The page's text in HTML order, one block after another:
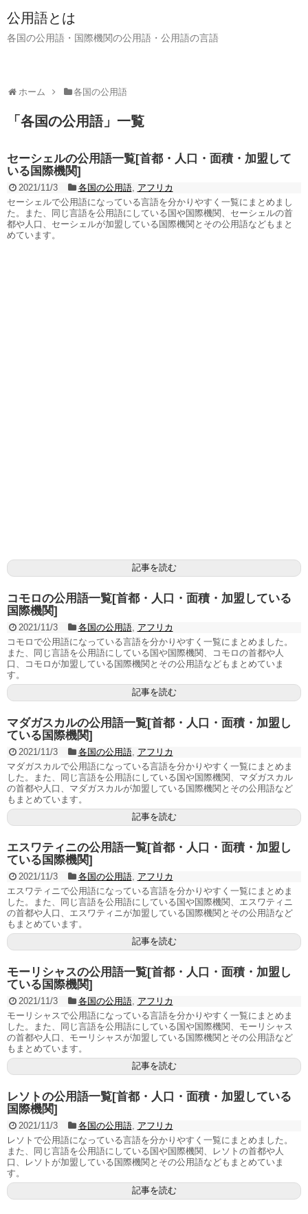
公用語とは
各国の公用語・国際機関の公用語・公用語の言語
ホーム 各国の公用語
「 各国の公用語」 一覧
セーシェルの公用語一覧[首都・人口・面積・加盟して
いる国際機関]
2021/11/3 各国の公用語, アフリカ
セーシェルで公用語になっている言語を分かりやすく一覧にまとめまし
た。また、同じ言語を公用語にしている国や国際機関、セーシェルの首
都や人口、セーシェルが加盟している国際機関とその公用語などもまと
めています。
記事を読む
コモロの公用語一覧[首都・人口・面積・加盟している
国際機関]
2021/11/3 各国の公用語, アフリカ
コモロで公用語になっている言語を分かりやすく一覧にまとめました。
また、同じ言語を公用語にしている国や国際機関、コモロの首都や人
口、コモロが加盟している国際機関とその公用語などもまとめていま
す。
記事を読む
マダガスカルの公用語一覧[首都・人口・面積・加盟し
ている国際機関]
2021/11/3 各国の公用語, アフリカ
マダガスカルで公用語になっている言語を分かりやすく一覧にまとめま
した。また、同じ言語を公用語にしている国や国際機関、マダガスカル
の首都や人口、マダガスカルが加盟している国際機関とその公用語など
もまとめています。
記事を読む
エスワティニの公用語一覧[首都・人口・面積・加盟し
ている国際機関]
2021/11/3 各国の公用語, アフリカ
エスワティニで公用語になっている言語を分かりやすく一覧にまとめま
した。また、同じ言語を公用語にしている国や国際機関、エスワティニ
の首都や人口、エスワティニが加盟している国際機関とその公用語など
もまとめています。
記事を読む
モーリシャスの公用語一覧[首都・人口・面積・加盟し
ている国際機関]
2021/11/3 各国の公用語, アフリカ
モーリシャスで公用語になっている言語を分かりやすく一覧にまとめま
した。また、同じ言語を公用語にしている国や国際機関、モーリシャス
の首都や人口、モーリシャスが加盟している国際機関とその公用語など
もまとめています。
記事を読む
レソトの公用語一覧[首都・人口・面積・加盟している
国際機関]
2021/11/3 各国の公用語, アフリカ
レソトで公用語になっている言語を分かりやすく一覧にまとめました。
また、同じ言語を公用語にしている国や国際機関、レソトの首都や人
口、レソトが加盟している国際機関とその公用語などもまとめていま
す。
記事を読む